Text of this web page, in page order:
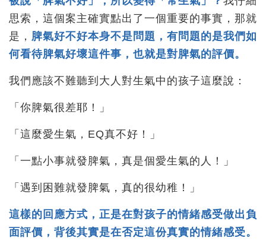
思索，這個案主確實點出了一個重要的事實，那就
是， 脾氣好不好本身不是問題，有問題的是我們如
何看待脾氣好壞這件事，也就是對脾氣的評價。
我們應該不難聽到大人對生氣中的孩子這麼說：
「你脾氣很差耶！」
「這麼愛生氣，EQ真不好！」
「一點小事就發脾氣，真是個愛生氣的人！」
「遇到困難就發脾氣，真的很幼稚！」
這樣的回應方式，正是在對孩子的情緒感受做出負
面評價，背後其實是在否定這份真實的情緒感受。